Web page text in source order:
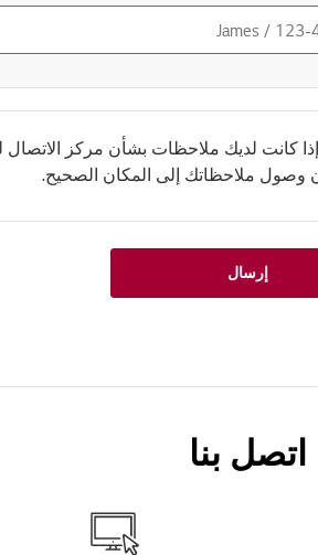
كانت لديك ملاحظات بشأن مركز الاتصال
وصول ملاحظاتك إلى المكان الصحيح.
إرسال
اتصل بنا